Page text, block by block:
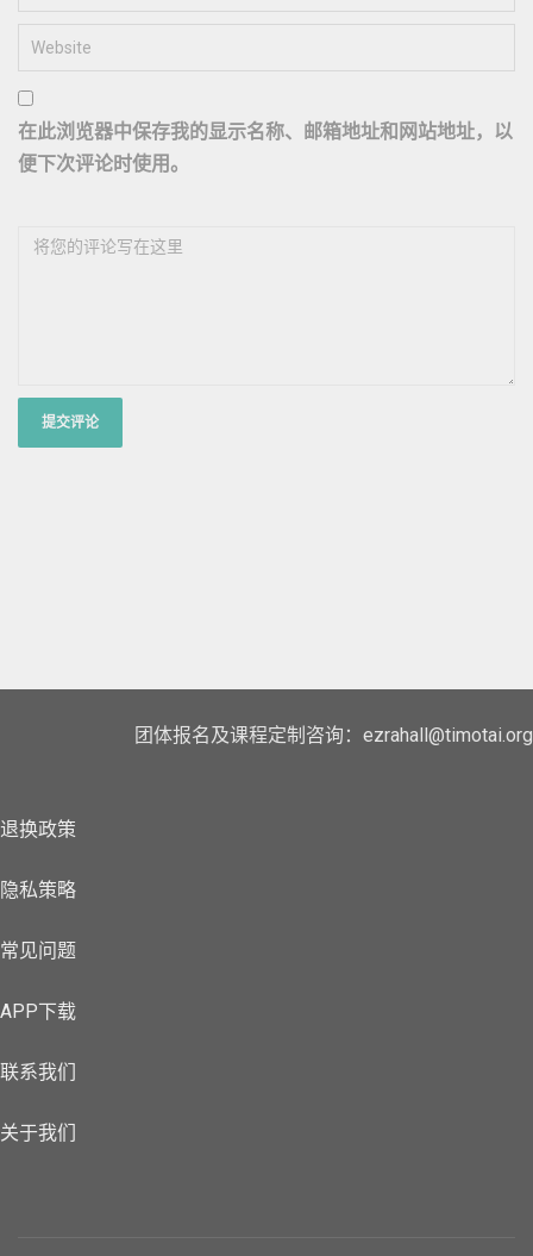
在此浏览器中保存我的显示名称、邮箱地址和网站地址，以
便下次评论时使用。
团体报名及课程定制咨询：ezrahall@timotai.org
退换政策
隐私策略
常见问题
APP下载
联系我们
关于我们